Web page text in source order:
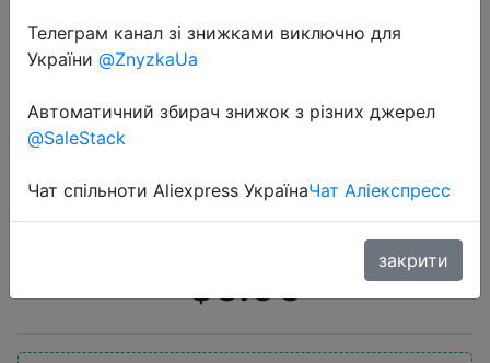
2020-11-11
дизайнерские женские сумки
JIEROTYX через плечо, оптовая
плечо с металлической цепоч�…
$5.96
Телеграм канал зі знижками виключно для
України @ZnyzkaUa
Автоматичний збирач знижок з різних джерел
@SaleStack
Чат спільноти Aliexpress УкраїнаЧат Аліекспресс
закрити